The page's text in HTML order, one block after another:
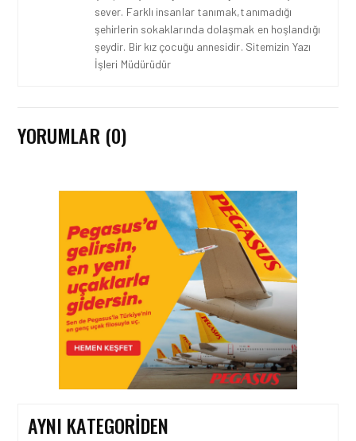
sever. Farklı insanlar tanımak,tanımadığı
şehirlerin sokaklarında dolaşmak en hoşlandığı
şeydir. Bir kız çocuğu annesidir. Sitemizin Yazı
İşleri Müdürüdür
YORUMLAR (0)
AYNI KATEGORIDEN
HAVACILIK • 06 AĞU 2026
HITIT BILIŞIM 500’DE
SEKTÖREL YAZILIM
BIRINCISI
HAVACILIK • 05 AĞU 2026
YAKIT MALIYETLERINDEKI
YÜZDE 46’LIK ARTIŞA
KARŞI HANGI ÖNLEMLER
ALINIYOR?